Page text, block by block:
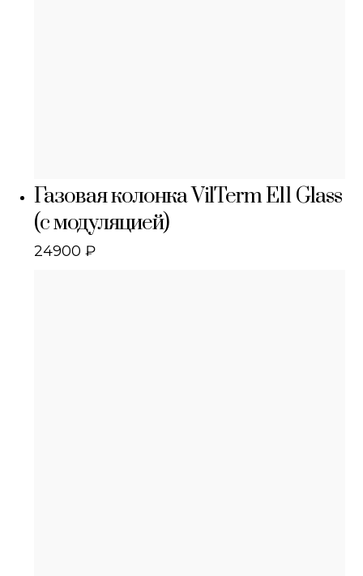
Газовая колонка VilTerm E11 Glass
(с модуляцией)
24900₽